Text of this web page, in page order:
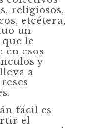
religiosos,
etcétera,
un
le
esos
y
a
fácil es
el